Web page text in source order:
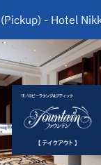
- Hotel